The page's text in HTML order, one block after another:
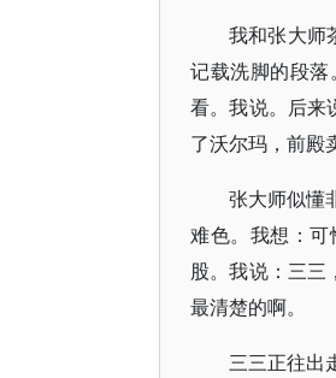
我和张大师
记载洗脚的段
看。我说。后来
了沃尔玛，前殿
张大师似懂
难色。我想：
股。我说：三三
最清楚的啊。
三三正往出